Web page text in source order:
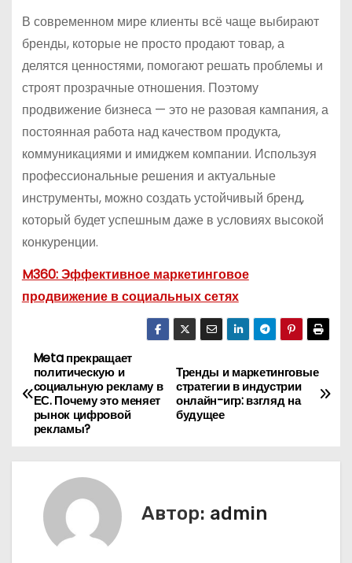
В современном мире клиенты всё чаще выбирают
бренды, которые не просто продают товар, а
делятся ценностями, помогают решать проблемы и
строят прозрачные отношения. Поэтому
продвижение бизнеса — это не разовая кампания, а
постоянная работа над качеством продукта,
коммуникациями и имиджем компании. Используя
профессиональные решения и актуальные
инструменты, можно создать устойчивый бренд,
который будет успешным даже в условиях высокой
конкуренции.
M360: Эффективное маркетинговое
продвижение в социальных сетях
Н
а
в
и
Тренды и маркетинговые
стратегии в индустрии
онлайн-игр: взгляд на
будущее
Meta прекращает
политическую и
социальную рекламу в
ЕС. Почему это меняет
рынок цифровой
рекламы?
Автор: admin